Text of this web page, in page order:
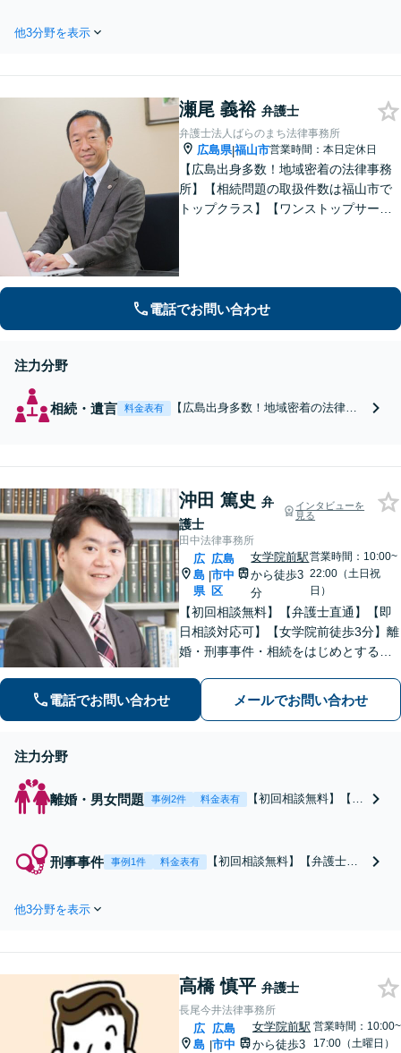
判の申し立てがあった
場合もご相談ください
強く交渉します。保険会社の
亡事故、休業損害、示談交渉
など【弁護士特約利用可】
他3分野を表示
瀬尾 義裕 弁護士
弁護士法人ばらのまち法律事務所
広島県|福山市営業時間：本日定休日
【広島出身多数！地域密着の法律事務
所】【相続問題の取扱件数は福山市で
トップクラス】【ワンストップサービ
遺言・相続、債務整理など、幅広い分
野に対応」
電話でお問い合わせ
注力分野
相続・遺言 料金表有
【広島出身多数！地域密着の法律事
地元で信頼される各士業との緊密な
連携体制「丁寧かつシンプルな説明
を心がけます」
沖田 篤史 弁
護士
インタビューを
見る
田中法律事務所
広
島
県
|
広島
市中
区
女学院前駅
から徒歩3
分
営業時間：10:00~
22:00（土日祝
日）
【初回相談無料】【弁護士直通】【即
日相談対応可】【女学院前徒歩3分】離
婚・刑事事件・相続をはじめとする身
ない真の問題解決を目指して誠実かつ
迅速な対応を致します。是非、お気軽
電話でお問い合わせ メールでお問い合わせ
注力分野
離婚・男女問題 事例2件 料金表有
【初回相談無料】【弁
歩3分】離婚・男女問
題について幅広くご相
め、お困りのことはお
気軽にご相談くださ
い。
刑事事件 事例1件 料金表有
【初回相談無料】【弁護士直
れてしまったという場合、い
トワークを活かして迅速に対
応します。
他3分野を表示
高橋 慎平 弁護士
長尾今井法律事務所
広
島 |
広島
市中
女学院前駅
から徒歩3
営業時間：10:00~
17:00（土曜日）